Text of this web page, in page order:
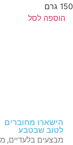
גרם
הוספה לסל
הישארו מחוברים
לטוב שבטבע
מבצעים בלעדיים,